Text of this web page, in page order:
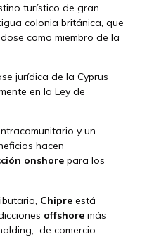
turístico de gran
colonia británica, que
como miembro de la
jurídica de la Cyprus
en la Ley de
y un
hacen
onshore para los
Chipre está
offshore más
de comercio